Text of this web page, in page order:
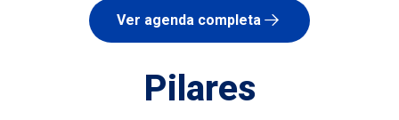
Ver agenda completa
Pilares